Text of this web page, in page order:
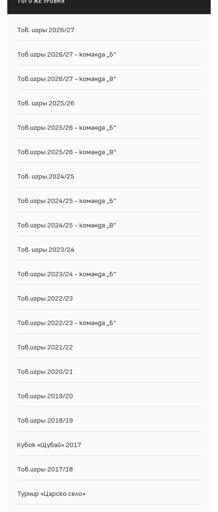
Тов. игры 2026/27
Тов.игры 2026/27 - команда „Б“
Тов.игры 2026/27 - команда „В“
Тов. игры 2025/26
Тов.игры 2025/26 - команда „Б“
Тов.игры 2025/26 - команда „В“
Тов. игры 2024/25
Тов.игры 2024/25 - команда „Б“
Тов.игры 2024/25 - команда „В“
Тов. игры 2023/24
Тов.игры 2023/24 - команда „Б“
Тов.игры 2022/23
Тов.игры 2022/23 - команда „Б“
Тов.игры 2021/22
Тов.игры 2020/21
Тов.игры 2019/20
Тов.игры 2018/19
Кубок «Щубай» 2017
Тов.игры 2017/18
Турнир «Царско село»